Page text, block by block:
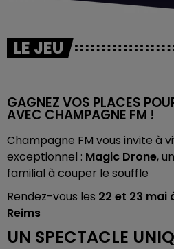
LE JEU
GAGNEZ VOS PLACES
AVEC CHAMPAGNE FM !
Champagne FM vous invite à
exceptionnel : Magic Drone,
familial à couper le souffle
Rendez-vous les 22 et 23 mai
Reims
UN SPECTACLE